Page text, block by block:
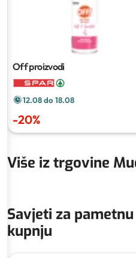
Off proizvodi
12.08 do 18.08
-20%
Više iz trgovine
Savjeti za pametnu
kupnju